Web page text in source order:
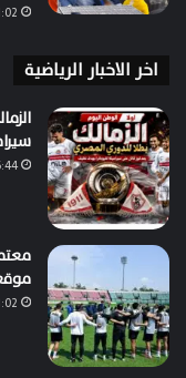
11:02 ص13
اخر الاخبار الرياضية
6:44 م21
8:02 ص19